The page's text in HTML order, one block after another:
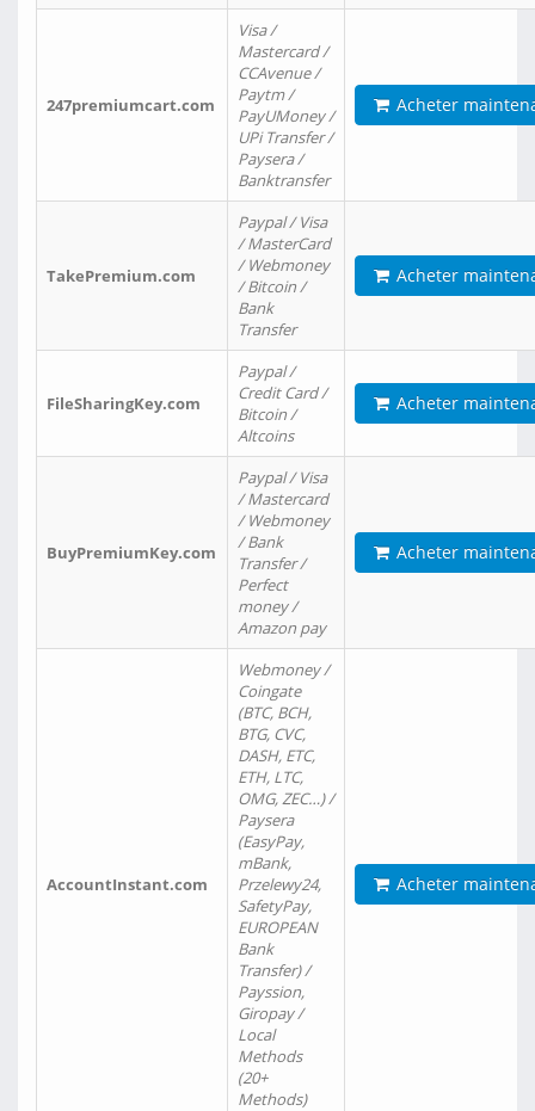
247premiumcart.com
Visa /
Mastercard /
CCAvenue /
Paytm /
PayUMoney /
UPi Transfer /
Paysera /
Banktransfer
Acheter
TakePremium.com
Paypal / Visa
/ MasterCard
/ Webmoney
/ Bitcoin /
Bank
Transfer
Acheter
FileSharingKey.com
Paypal /
Credit Card /
Bitcoin /
Altcoins
Acheter
BuyPremiumKey.com
Paypal / Visa
/ Mastercard
/ Webmoney
/ Bank
Transfer /
Perfect
money /
Amazon pay
Acheter
AccountInstant.com
Webmoney /
Coingate
(BTC, BCH,
BTG, CVC,
DASH, ETC,
ETH, LTC,
OMG, ZEC…) /
Paysera
(EasyPay,
mBank,
Przelewy24,
SafetyPay,
EUROPEAN
Bank
Transfer) /
Payssion,
Giropay /
Local
Methods
(20+
Methods)
Acheter